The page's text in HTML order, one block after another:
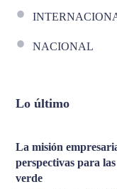
NACIONAL
Lo último
La misión
perspectivas para
verde